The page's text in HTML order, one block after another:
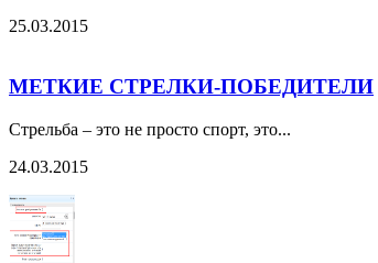
25.03.2015
МЕТКИЕ СТРЕЛКИ-ПОБЕДИТЕЛИ
Стрельба – это не просто спорт, это...
24.03.2015